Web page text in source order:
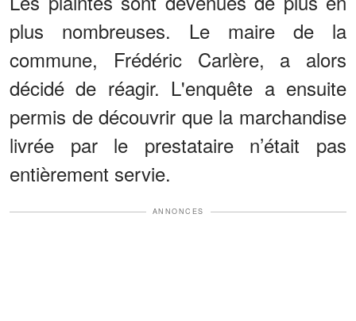
plus nombreuses. Le maire de la
commune, Frédéric Carlère, a alors
décidé de réagir. L'enquête a ensuite
permis de découvrir que la marchandise
livrée par le prestataire n’était pas
entièrement servie.
ANNONCES